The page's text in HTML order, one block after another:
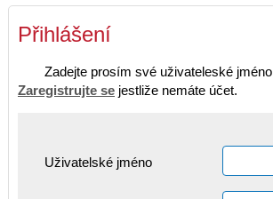
Přihlášení
Zadejte prosím své uživateleské
Zaregistrujte se jestliže nemáte účet.
Uživatelské jméno